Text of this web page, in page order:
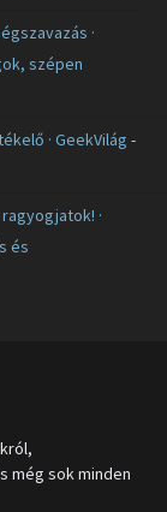
·
szépen
· GeekVilág -
·
és
még sok minden